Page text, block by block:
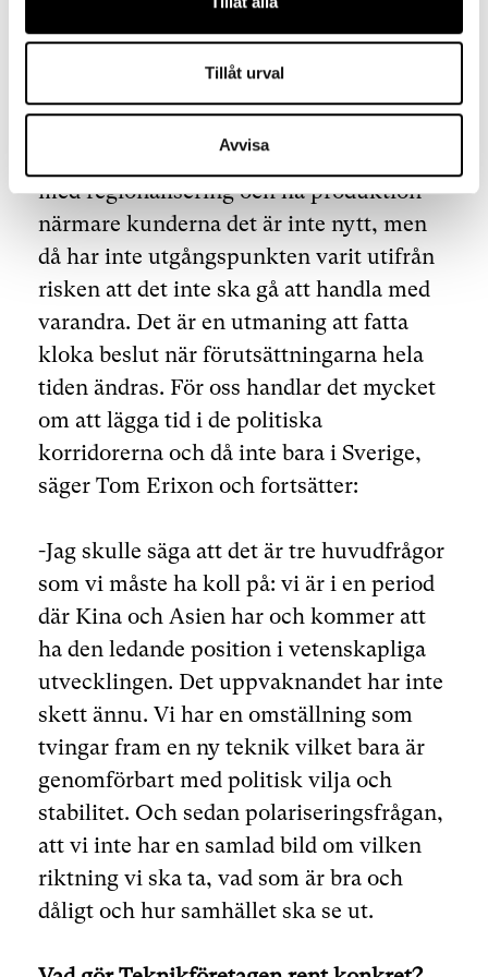
Tillåt urval
Avvisa
besvärligt att diskutera olika frågor. Att
omstrukturera globala värdekedjor inom
risktaganden. Generellt vill man jobba
med regionalisering och ha produktion
närmare kunderna det är inte nytt, men
då har inte utgångspunkten varit utifrån
risken att det inte ska gå att handla med
varandra. Det är en utmaning att fatta
kloka beslut när förutsättningarna hela
tiden ändras. För oss handlar det mycket
om att lägga tid i de politiska
korridorerna och då inte bara i Sverige,
säger Tom Erixon och fortsätter:
-Jag skulle säga att det är tre huvudfrågor
som vi måste ha koll på: vi är i en period
där Kina och Asien har och kommer att
ha den ledande position i vetenskapliga
utvecklingen. Det uppvaknandet har inte
skett ännu. Vi har en omställning som
tvingar fram en ny teknik vilket bara är
genomförbart med politisk vilja och
stabilitet. Och sedan polariseringsfrågan,
att vi inte har en samlad bild om vilken
riktning vi ska ta, vad som är bra och
dåligt och hur samhället ska se ut.